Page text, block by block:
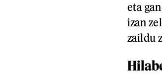
eta
izan
zaildu